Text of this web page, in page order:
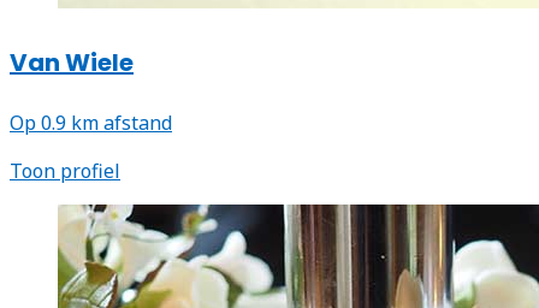
Van Wiele
Op 0.9 km afstand
Toon profiel